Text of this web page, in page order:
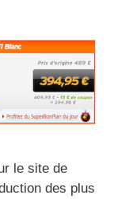
le site de
des plus